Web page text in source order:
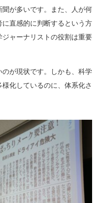
が多いです。また、人が何
直感的に判断するという方
ャーナリストの役割は重要
が現状です。しかも、科学
化しているのに、体系化さ